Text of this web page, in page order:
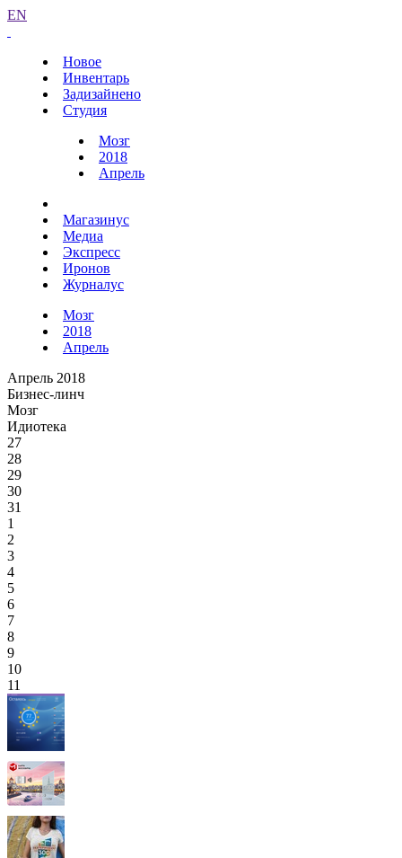
EN
Новое
Инвентарь
Задизайнено
Студия
Мозг
2018
Апрель
Магазинус
Медиа
Экспресс
Иронов
Журналус
Мозг
2018
Апрель
Апрель 2018
Бизнес-линч
Мозг
Идиотека
27
28
29
30
31
1
2
3
4
5
6
7
8
9
10
11